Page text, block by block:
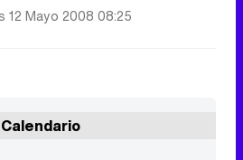
12 Mayo 2008 08:25
Calendario